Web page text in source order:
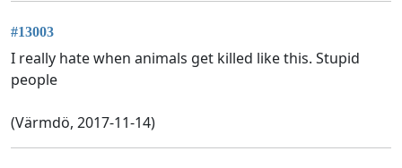
#13003
I really hate when animals get killed like this. Stupid
people
(Värmdö, 2017-11-14)